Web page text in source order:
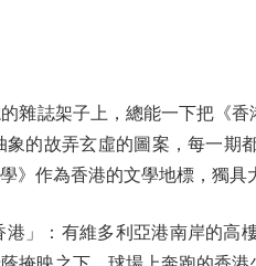
誌架子上，總能一下把《
的故弄玄虛的圖案，每一
》作為香港的文學地標，獨具
：有維多利亞港南岸的高